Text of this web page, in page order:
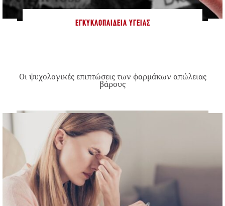
ΕΓΚΥΚΛΟΠΑΊΔΕΙΑ ΥΓΕΊΑΣ
Οι ψυχολογικές επιπτώσεις των φαρμάκων απώλειας
βάρους